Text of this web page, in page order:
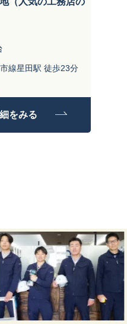
線星田駅 徒歩23分
をみる